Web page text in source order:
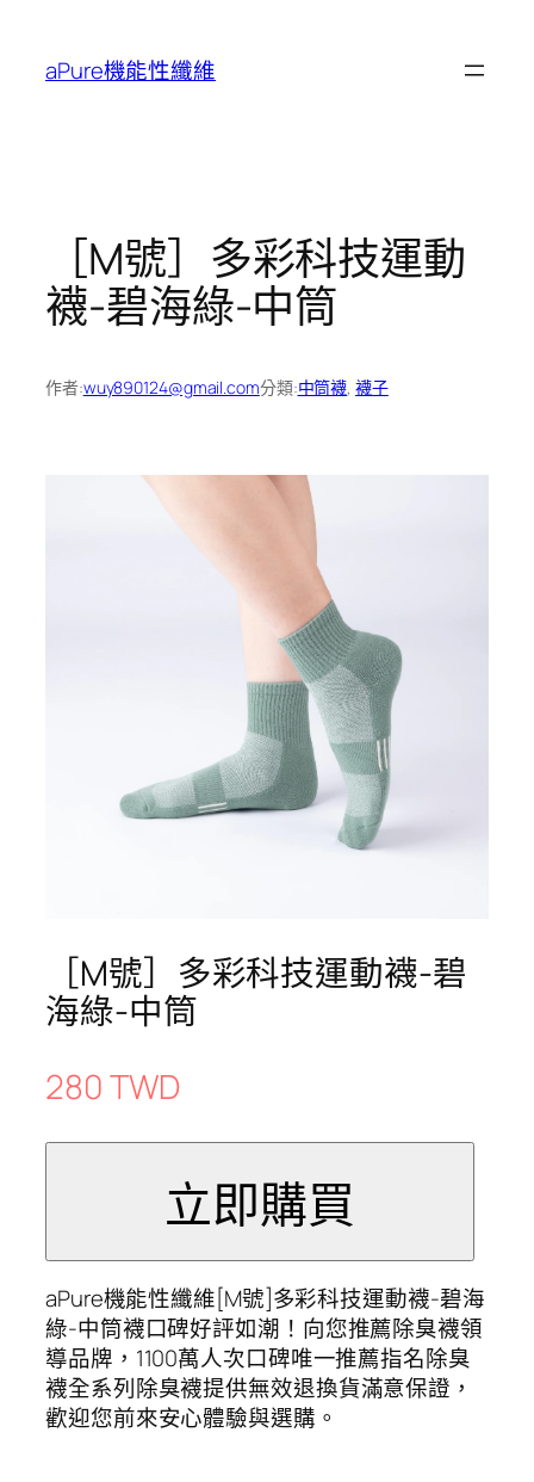
aPure機能性纖維
［M號］多彩科技運動
襪-碧海綠-中筒
作者:wuy890124@gmail.com分類:中筒襪, 襪子
［M號］多彩科技運動襪-碧
海綠-中筒
280 TWD
aPure機能性纖維[M號]多彩科技運動襪-碧海
綠-中筒襪口碑好評如潮！向您推薦除臭襪領
導品牌，1100萬人次口碑唯一推薦指名除臭
襪全系列除臭襪提供無效退換貨滿意保證，
歡迎您前來安心體驗與選購。